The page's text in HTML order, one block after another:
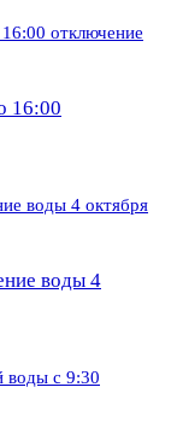
16:00
воды 4